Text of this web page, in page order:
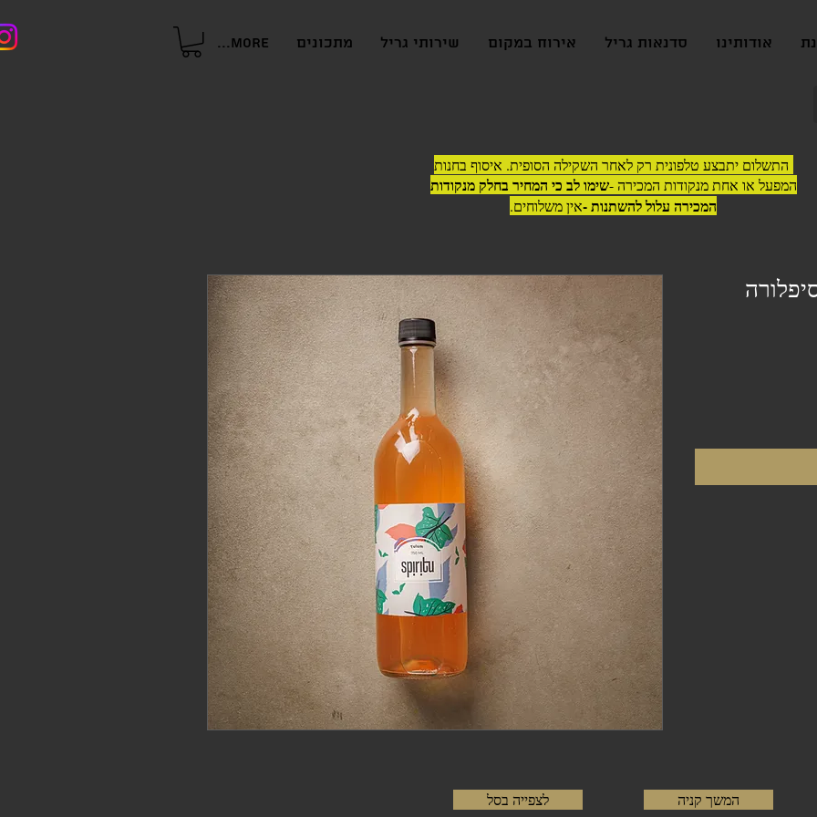
אודותינו סדנאות גריל אירוח במקום שירותי גריל מתכונים More...
התשלום יתבצע טלפונית רק לאחר השקילה הסופית. איסוף בחנות
המפעל או אחת מנקודות המכירה -שימו לב כי המחיר בחלק מנקודות
המכירה עלול להשתנות -אין משלוחים.
לצפייה בסל המשך קניה